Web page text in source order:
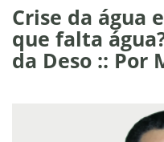
Crise da água
que falta
da Deso :: Por